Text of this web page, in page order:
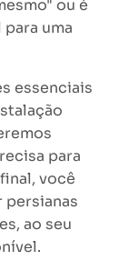
ou é
uma
essenciais
para
você
persianas
ao seu